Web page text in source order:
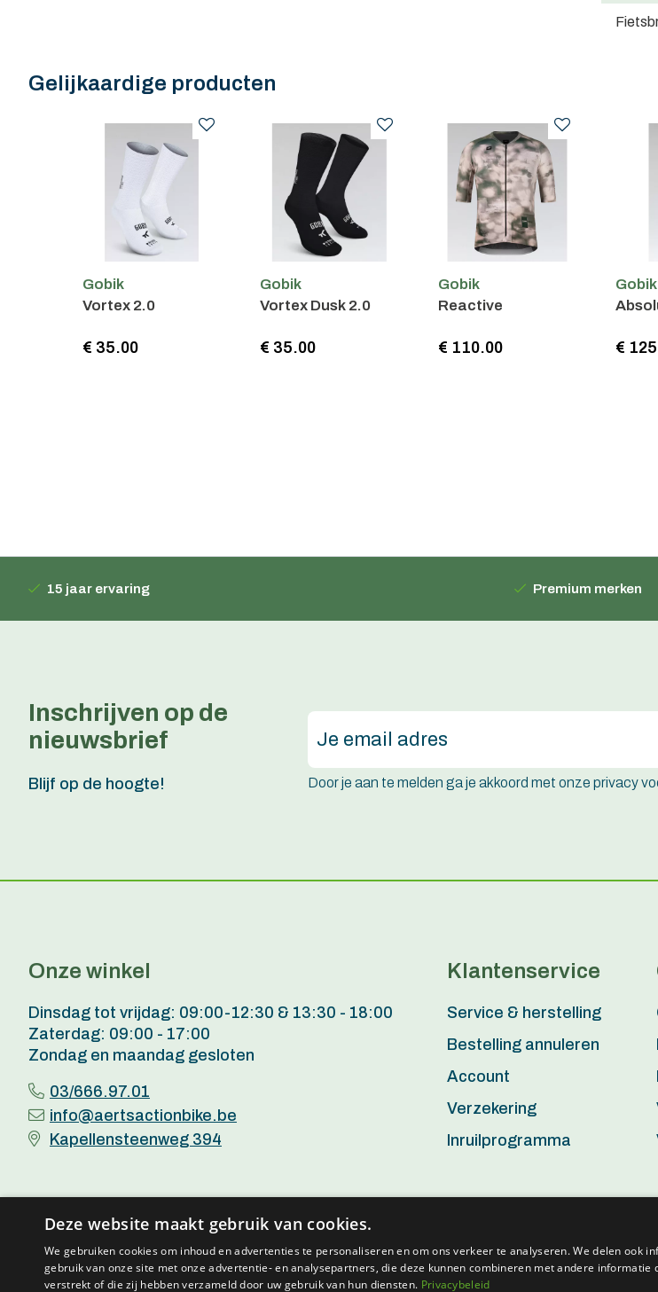
Gelijkaardige producten
Gobik
Vortex 2.0
€ 35.00
Gobik
Vortex Dusk 2.0
€ 35.00
Gobik
Reactive
€ 110.00
Gobik
€
15 jaar ervaring Premium merken
Inschrijven op de
nieuwsbrief
Blijf op de hoogte! Door je aan te melden ga je akkoord met onze privacy
Onze winkel
Dinsdag tot vrijdag: 09:00-12:30 & 13:30 - 18:00
Zaterdag: 09:00 - 17:00
Zondag en maandag gesloten
03/666.97.01
info@aertsactionbike.be
Kapellensteenweg 394
Klantenservice
Service & herstelling
Bestelling annuleren
Account
Verzekering
Inruilprogramma
© 2026 Aerts Action Bike - BTW BE0802.938.482 -
Deze website maakt gebruik van cookies.
We gebruiken cookies om inhoud en advertenties te personaliseren en om ons verkeer te analyseren. We delen ook
gebruik van onze site met onze advertentie- en analysepartners, die deze kunnen combineren met andere informatie
verstrekt of die zij hebben verzameld door uw gebruik van hun diensten. Privacybeleid